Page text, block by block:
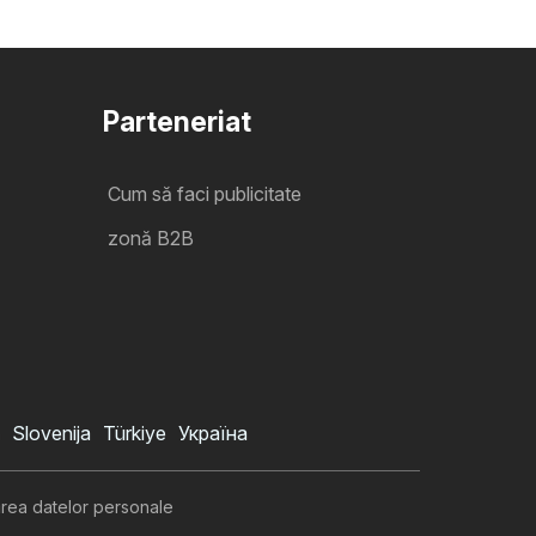
Parteneriat
Cum să faci publicitate
zonă B2B
Slovenija Türkiye Україна
datelor personale